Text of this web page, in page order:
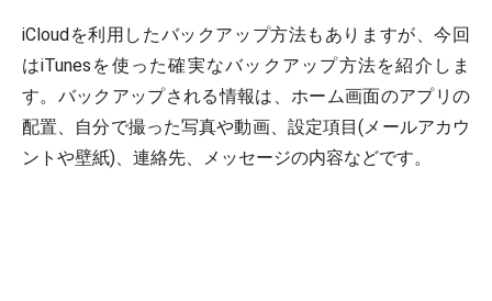
iCloudを利用したバックアップ方法もありますが、今回
はiTunesを使った確実なバックアップ方法を紹介しま
す。バックアップされる情報は、ホーム画面のアプリの
配置、自分で撮った写真や動画、設定項目(メールアカウ
ントや壁紙)、連絡先、メッセージの内容などです。